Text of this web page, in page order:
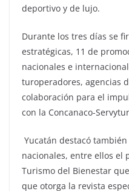
deportivo y de lujo.
Durante los tres días se
estratégicas, 11 de
nacionales e
turoperadores, agencias
colaboración para el
con la Concanaco-
Yucatán destacó
nacionales, entre ellos el
Turismo del Bienestar
que otorga la revista